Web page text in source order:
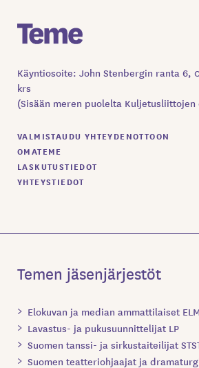
Käyntiosoite: John Stenbergin ranta 6,
krs
(Sisään meren puolelta Kuljetusliittojen
VALMISTAUDU YHTEYDENOTTOON
OMATEME
LASKUTUSTIEDOT
YHTEYSTIEDOT
Temen jäsenjärjestöt
Elokuvan ja median ammattilaiset
Lavastus- ja pukusuunnittelijat LP
Suomen tanssi- ja sirkustaiteilijat
Suomen teatteriohjaajat ja